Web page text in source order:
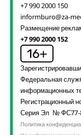
+7 990 2000 150
informburo@za-
Размещение
+7 990 2000 152
Федеральная
информационных
Регистрационный
Серия Эл № ФС77-
Политика